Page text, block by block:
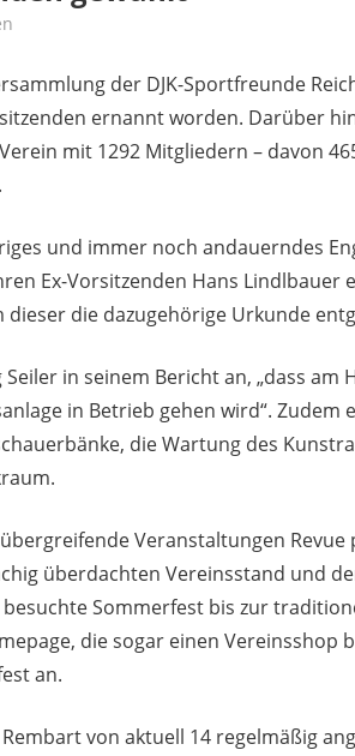
der DJK-Sportfreunde
ernannt worden. Darüber
mit 1292 Mitgliedern – davon
und immer noch andauerndes
Ex-Vorsitzenden Hans Lindlbauer
die dazugehörige Urkunde
in seinem Bericht an, „dass am
in Betrieb gehen wird“. Zudem
die Wartung des
Veranstaltungen Revue
überdachten Vereinsstand und
Sommerfest bis zur
die sogar einen Vereinsshop
an.
von aktuell 14 regelmäßig